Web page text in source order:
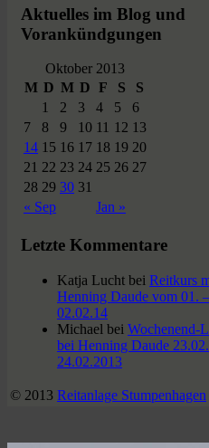
Aktuelles im Blog und
Vorankündgungen
Oktober 2013
M D M D F S S
« Sep Jan »
1 2 3 4 5
6
7
8 9 10 11 12 13
14 15 16 17 18 19 20
21 22 23 24 25 26 27
28 29 30 31
Letzte Kommentare
Katja Lucht bei Reitkurs
Henning Daude vom 01. –
02.02.14
Michael bei Wochenend-
bei Henning Daude
24.02.2013
© 2013 Reitanlage Stumpenhagen